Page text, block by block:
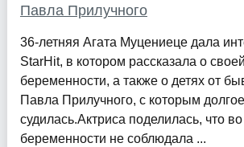
Павла Прилучного
36-летняя Агата Муцениеце дала
StarHit, в котором рассказала о
беременности, а также о детях от
Павла Прилучного, с которым
судилась.Актриса поделилась, что
беременности не соблюдала ...